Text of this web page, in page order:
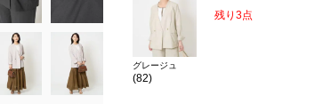
グレージュ
(82)
残り3点